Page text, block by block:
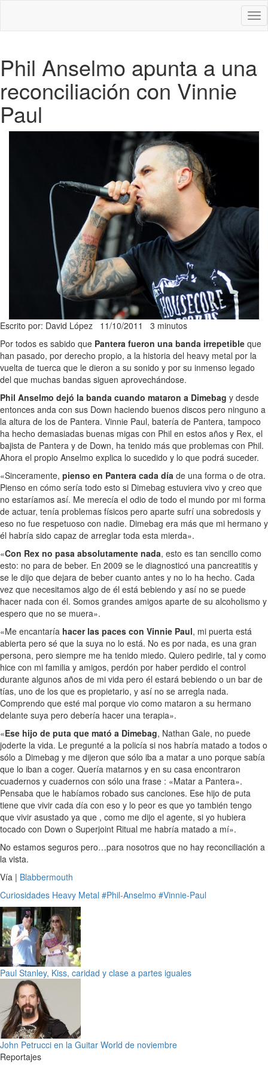
Phil Anselmo apunta a una
reconciliación con Vinnie
Paul
Escrito por: David López 11/10/2011 3 minutos
Por todos es sabido que Pantera fueron una banda irrepetible que
han pasado, por derecho propio, a la historia del heavy metal por la
vuelta de tuerca que le dieron a su sonido y por su inmenso legado
del que muchas bandas siguen aprovechándose.
Phil Anselmo dejó la banda cuando mataron a Dimebag y desde
entonces anda con sus Down haciendo buenos discos pero ninguno a
la altura de los de Pantera. Vinnie Paul, batería de Pantera, tampoco
ha hecho demasiadas buenas migas con Phil en estos años y Rex, el
bajista de Pantera y de Down, ha tenido más que problemas con Phil.
Ahora el propio Anselmo explica lo sucedido y lo que podrá suceder.
«Sinceramente, pienso en Pantera cada día de una forma o de otra.
Pienso en cómo sería todo esto si Dimebag estuviera vivo y creo que
no estaríamos así. Me merecía el odio de todo el mundo por mi forma
de actuar, tenía problemas físicos pero aparte sufrí una sobredosis y
eso no fue respetuoso con nadie. Dimebag era más que mi hermano y
él habría sido capaz de arreglar toda esta mierda».
«Con Rex no pasa absolutamente nada, esto es tan sencillo como
esto: no para de beber. En 2009 se le diagnosticó una pancreatitis y
se le dijo que dejara de beber cuanto antes y no lo ha hecho. Cada
vez que necesitamos algo de él está bebiendo y así no se puede
hacer nada con él. Somos grandes amigos aparte de su alcoholismo y
espero que no se muera».
«Me encantaría hacer las paces con Vinnie Paul, mi puerta está
abierta pero sé que la suya no lo está. No es por nada, es una gran
persona, pero siempre me ha tenido miedo. Quiero pedirle, tal y como
hice con mi familia y amigos, perdón por haber perdido el control
durante algunos años de mi vida pero él estará bebiendo o un bar de
tías, uno de los que es propietario, y así no se arregla nada.
Comprendo que esté mal porque vio como mataron a su hermano
delante suya pero debería hacer una terapia».
«Ese hijo de puta que mató a Dimebag, Nathan Gale, no puede
joderte la vida. Le pregunté a la policía si nos habría matado a todos o
sólo a Dimebag y me dijeron que sólo iba a matar a uno porque sabía
que lo iban a coger. Quería matarnos y en su casa encontraron
cuadernos y cuadernos con sólo una frase : «Matar a Pantera».
Pensaba que le habíamos robado sus canciones. Ese hijo de puta
tiene que vivir cada día con eso y lo peor es que yo también tengo
que vivir asustado ya que , como me dijo el agente, si yo hubiera
tocado con Down o Superjoint Ritual me habría matado a mí».
No estamos seguros pero…para nosotros que no hay reconciliación a
la vista.
Vía | Blabbermouth
Curiosidades Heavy Metal #Phil-Anselmo #Vinnie-Paul
Paul Stanley, Kiss, caridad y clase a partes iguales
John Petrucci en la Guitar World de noviembre
Reportajes